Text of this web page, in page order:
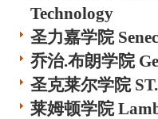
Technology
圣力嘉学院
乔治.布朗学院
圣克莱尔学院
莱姆顿学院